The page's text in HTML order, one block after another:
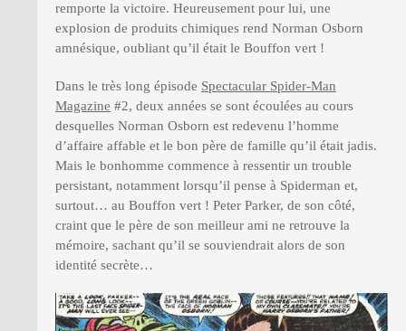
remporte la victoire. Heureusement pour lui, une
explosion de produits chimiques rend Norman Osborn
amnésique, oubliant qu’il était le Bouffon vert !
Dans le très long épisode Spectacular Spider-Man
Magazine #2, deux années se sont écoulées au cours
desquelles Norman Osborn est redevenu l’homme
d’affaire affable et le bon père de famille qu’il était jadis.
Mais le bonhomme commence à ressentir un trouble
persistant, notamment lorsqu’il pense à Spiderman et,
surtout… au Bouffon vert ! Peter Parker, de son côté,
craint que le père de son meilleur ami ne retrouve la
mémoire, sachant qu’il se souviendrait alors de son
identité secrète…